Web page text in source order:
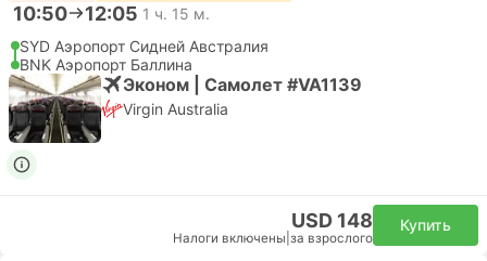
10:50 12:05 1 ч. 15 м.
SYD Аэропорт Сидней Австралия
BNK Аэропорт Баллина
Эконом | Самолет #VA1139
Virgin Australia
USD 148
Налоги включены за взрослого
Купить